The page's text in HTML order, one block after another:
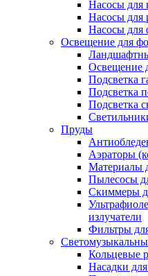
Насосы для
Насосы для
Насосы для
Освещение для
Освещение
Подсветка
Подсветка
Подсветка
Пруды
Аэраторы
Материалы
Пылесосы
Скиммеры
излучатели
Фильтры
Кольцевые
Насадки